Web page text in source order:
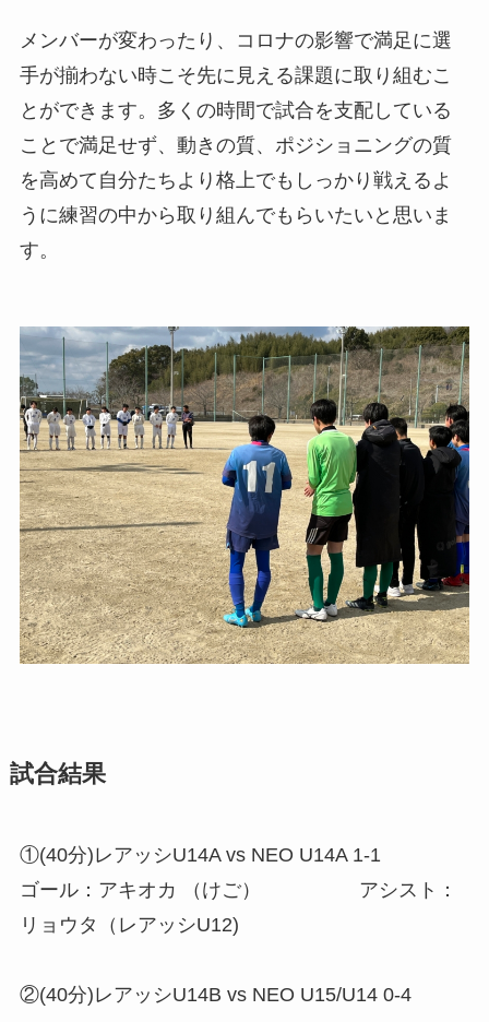
メンバーが変わったり、コロナの影響で満足に選
手が揃わない時こそ先に見える課題に取り組むこ
とができます。多くの時間で試合を支配している
ことで満足せず、動きの質、ポジショニングの質
を高めて自分たちより格上でもしっかり戦えるよ
うに練習の中から取り組んでもらいたいと思いま
す。
試合結果
①(40分)レアッシU14A vs NEO U14A 1-1
ゴール：アキオカ （けご） アシスト：
リョウタ（レアッシU12)
②(40分)レアッシU14B vs NEO U15/U14 0-4